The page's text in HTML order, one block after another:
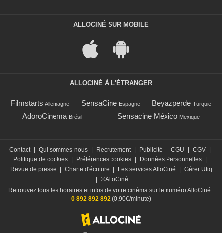
ALLOCINÉ SUR MOBILE
ALLOCINÉ À L'ÉTRANGER
Filmstarts Allemagne SensaCine Espagne Beyazperde Turquie
AdoroCinema Brésil Sensacine México Mexique
Contact Qui sommes-nous Recrutement Publicité CGU CGV
Politique de cookies
Préférences cookies Données Personnelles
Revue de presse
Charte d'écriture Les services AlloCiné
Gérer Utiq
©AlloCiné
Retrouvez tous les horaires et infos de votre cinéma sur le numéro AlloCiné :
0 892 892 892(0,90€/minute)